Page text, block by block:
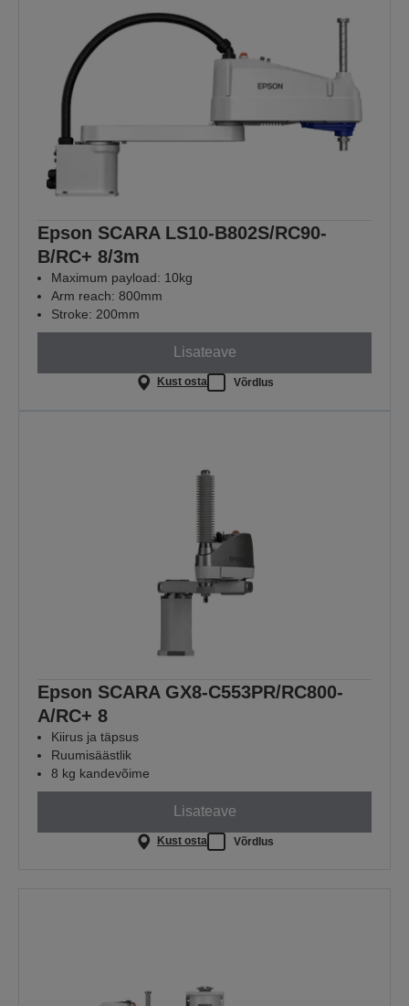
Epson SCARA LS10-B802S/RC90-
B/RC+ 8/3m
Maximum payload: 10kg
Arm reach: 800mm
Stroke: 200mm
Lisateave
Kust osta Võrdlus
Epson SCARA GX8-C553PR/RC800-
A/RC+ 8
Kiirus ja täpsus
Ruumisäästlik
8 kg kandevõime
Lisateave
Kust osta Võrdlus